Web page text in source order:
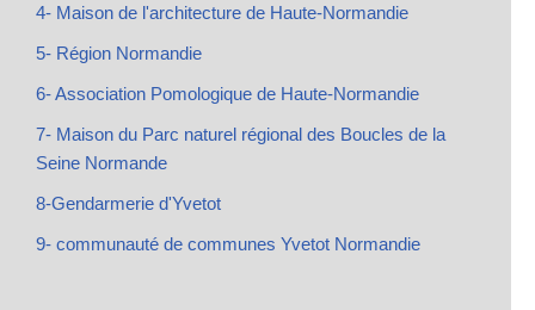
4- Maison de l'architecture de Haute-Normandie
5- Région Normandie
6- Association Pomologique de Haute-Normandie
7- Maison du Parc naturel régional des Boucles de la
Seine Normande
8-Gendarmerie d'Yvetot
9- communauté de communes Yvetot Normandie